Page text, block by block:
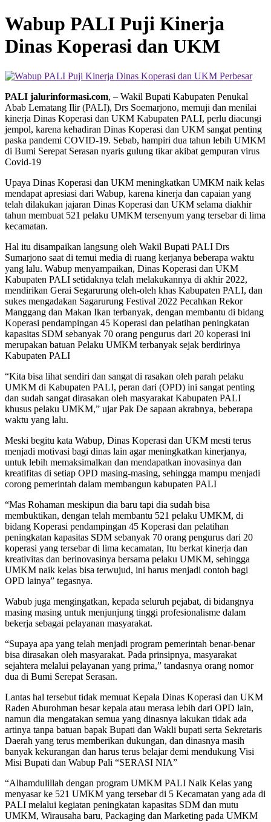
Wabup PALI Puji Kinerja
Dinas Koperasi dan UKM
Perbesar
PALI jalurinformasi.com, – Wakil Bupati Kabupaten Penukal
Abab Lematang Ilir (PALI), Drs Soemarjono, memuji dan menilai
kinerja Dinas Koperasi dan UKM Kabupaten PALI, perlu diacungi
jempol, karena kehadiran Dinas Koperasi dan UKM sangat penting
paska pandemi COVID-19. Sebab, hampiri dua tahun lebih UMKM
di Bumi Serepat Serasan nyaris gulung tikar akibat gempuran virus
Covid-19
Upaya Dinas Koperasi dan UKM meningkatkan UMKM naik kelas
mendapat apresiasi dari Wabup, karena kinerja dan capaian yang
telah dilakukan jajaran Dinas Koperasi dan UKM selama diakhir
tahun membuat 521 pelaku UMKM tersenyum yang tersebar di lima
kecamatan.
Hal itu disampaikan langsung oleh Wakil Bupati PALI Drs
Sumarjono saat di temui media di ruang kerjanya beberapa waktu
yang lalu. Wabup menyampaikan, Dinas Koperasi dan UKM
Kabupaten PALI setidaknya telah melakukannya di akhir 2022,
mendirikan Gerai Segarurung oleh-oleh khas Kabupaten PALI, dan
sukes mengadakan Sagarurung Festival 2022 Pecahkan Rekor
Manggang dan Makan Ikan terbanyak, dengan membantu di bidang
Koperasi pendampingan 45 Koperasi dan pelatihan peningkatan
kapasitas SDM sebanyak 70 orang pengurus dari 20 koperasi ini
merupakan batuan Pelaku UMKM terbanyak sejak berdirinya
Kabupaten PALI
“Kita bisa lihat sendiri dan sangat di rasakan oleh parah pelaku
UMKM di Kabupaten PALI, peran dari (OPD) ini sangat penting
dan sudah sangat dirasakan oleh masyarakat Kabupaten PALI
khusus pelaku UMKM,” ujar Pak De sapaan akrabnya, beberapa
waktu yang lalu.
Meski begitu kata Wabup, Dinas Koperasi dan UKM mesti terus
menjadi motivasi bagi dinas lain agar meningkatkan kinerjanya,
untuk lebih memaksimalkan dan mendapatkan inovasinya dan
kreatifitas di setiap OPD masing-masing, sehingga mampu menjadi
corong pemerintah dalam membangun kabupaten PALI
“Mas Rohaman meskipun dia baru tapi dia sudah bisa
membuktikan, dengan telah membantu 521 pelaku UMKM, di
bidang Koperasi pendampingan 45 Koperasi dan pelatihan
peningkatan kapasitas SDM sebanyak 70 orang pengurus dari 20
koperasi yang tersebar di lima kecamatan, Itu berkat kinerja dan
kreativitas dan berinovasinya bersama pelaku UMKM, sehingga
UMKM naik kelas bisa terwujud, ini harus menjadi contoh bagi
OPD lainya” tegasnya.
Wabub juga mengingatkan, kepada seluruh pejabat, di bidangnya
masing masing untuk menjunjung tinggi profesionalisme dalam
bekerja sebagai pelayanan masyarakat.
“Supaya apa yang telah menjadi program pemerintah benar-benar
bisa dirasakan oleh masyarakat. Pada prinsipnya, masyarakat
sejahtera melalui pelayanan yang prima,” tandasnya orang nomor
dua di Bumi Serepat Serasan.
Lantas hal tersebut tidak memuat Kepala Dinas Koperasi dan UKM
Raden Aburohman besar kepala atau merasa lebih dari OPD lain,
namun dia mengatakan semua yang dinasnya lakukan tidak ada
artinya tanpa batuan bapak Bupati dan Wakli bupati serta Sekretaris
Daerah yang terus memberikan dukungan, dan dinasnya masih
banyak kekurangan dan harus terus belajar demi mendukung Visi
Misi Bupati dan Wabup Pali “SERASI NIA”
“Alhamdulillah dengan program UMKM PALI Naik Kelas yang
menyasar ke 521 UMKM yang tersebar di 5 Kecamatan yang ada di
PALI melalui kegiatan peningkatan kapasitas SDM dan mutu
UMKM, Wirausaha baru, Packaging dan Marketing pada UMKM